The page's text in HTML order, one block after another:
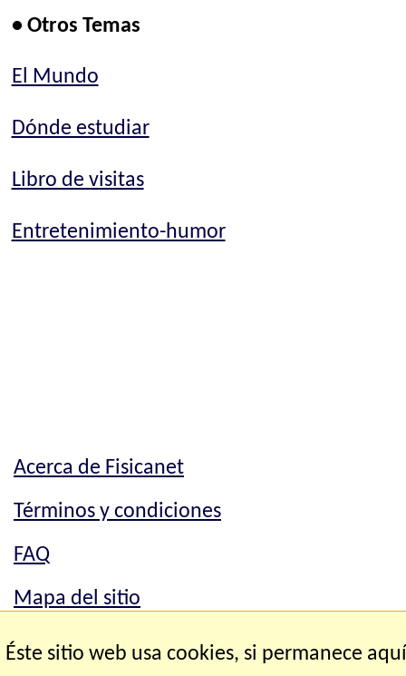
• Otros Temas
El Mundo
Dónde estudiar
Libro de visitas
Entretenimiento-humor
Acerca de Fisicanet
Términos y condiciones
FAQ
Mapa del sitio
Mapa del sitio
Éste sitio web usa cookies, si permanece aquí